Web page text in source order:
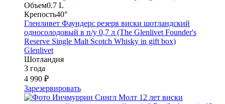
Объем0.7 L
Крепость40°
Гленливет Фаундерс резерв виски шотландский
односолодовый в п/у 0,7 л (The Glenlivet Founder's
Reserve Single Malt Scotch Whisky in gift box)
Glenlivet
Шотландия
3 года
4 990 ₽
Зарезервировать